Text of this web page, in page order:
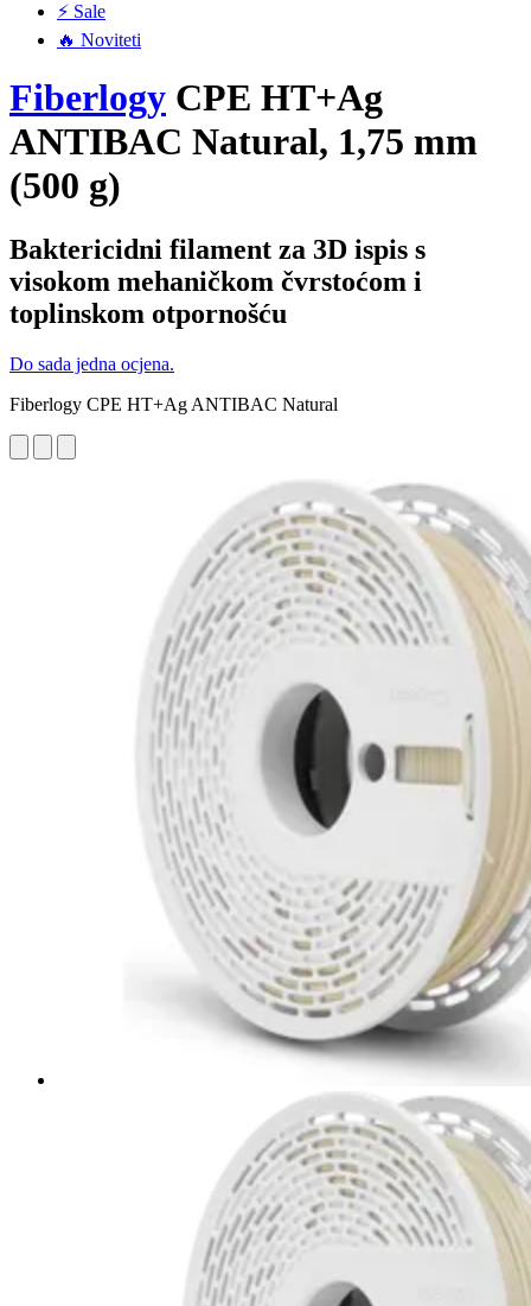
⚡ Sale
🔥 Noviteti
Fiberlogy CPE HT+Ag
ANTIBAC Natural, 1,75 mm
(500 g)
Baktericidni filament za 3D ispis s
visokom mehaničkom čvrstoćom i
toplinskom otpornošću
Do sada jedna ocjena.
Fiberlogy CPE HT+Ag ANTIBAC Natural